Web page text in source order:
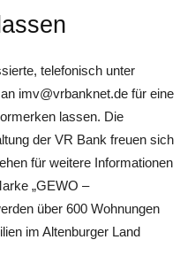
telefonisch unter
imv@vrbanknet.de für eine
lassen. Die
der VR Bank freuen sich
für weitere Informationen
„GEWO –
über 600 Wohnungen
im Altenburger Land